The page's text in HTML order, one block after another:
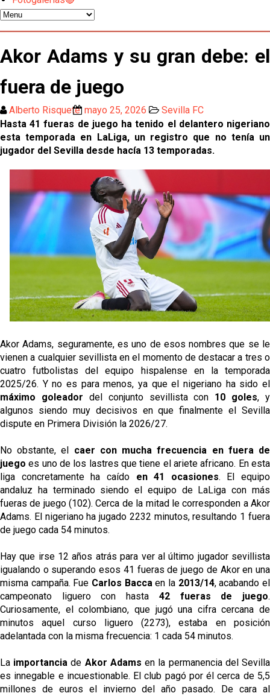
Miguel Sierra: La temporada pasada se vio
trabajamos con ilusión
Diomande ya es madridista mientras Rodri agita el
mercado
OFICIAL | Juanlu se marcha al Bournemouth
Los posibles herederos del número 16 tras la
marcha de Juanlu
Alberto Flores, muy cerca de convertirse en nuevo
jugador del Granada CF
El Granada negocia con el Sevilla FC por Alberto
Flores
El Sevilla continúa con despidos y rechaza una
oferta de 420 millones por el club
El Sevilla mueve ficha por Robbie Ure: la opción 'A'
para el ataque nervionense
Femenino
La revolución de José Ignacio Navarro en el Sevilla
FC
Análisis | El Sevilla FC cierra una pretemporada de
contrastes antes del inicio de LaLiga
Akor Adams y su gran debe: el
fuera de juego
Alberto Risquete mayo 25, 2026
Sevilla FC
Hasta 41 fueras de juego ha tenido el delantero nigeriano
esta temporada en LaLiga, un registro que no tenía un
jugador del Sevilla desde hacía 13 temporadas.
Akor Adams, seguramente, es uno de esos nombres que se le
vienen a cualquier sevillista en el momento de destacar a tres o
cuatro futbolistas del equipo hispalense en la temporada
2025/26. Y no es para menos, ya que el nigeriano ha sido el
máximo goleador del conjunto sevillista con 10 goles, y
algunos siendo muy decisivos en que finalmente el Sevilla
dispute en Primera División la 2026/27.
No obstante, el caer con mucha frecuencia en fuera de
juego es uno de los lastres que tiene el ariete africano. En esta
liga concretamente ha caído en 41 ocasiones. El equipo
andaluz ha terminado siendo el equipo de LaLiga con más
fueras de juego (102). Cerca de la mitad le corresponden a Akor
Adams. El nigeriano ha jugado 2232 minutos, resultando 1 fuera
de juego cada 54 minutos.
Hay que irse 12 años atrás para ver al último jugador sevillista
igualando o superando esos 41 fueras de juego de Akor en una
misma campaña. Fue Carlos Baccaen la 2013/14, acabando el
campeonato liguero con hasta 42 fueras de juego.
Curiosamente, el colombiano, que jugó una cifra cercana de
minutos aquel curso liguero (2273), estaba en posición
adelantada con la misma frecuencia: 1 cada 54 minutos.
La importanciade Akor Adams en la permanencia del Sevilla
es innegable e incuestionable. El club pagó por él cerca de 5,5
millones de euros el invierno del año pasado. De cara al